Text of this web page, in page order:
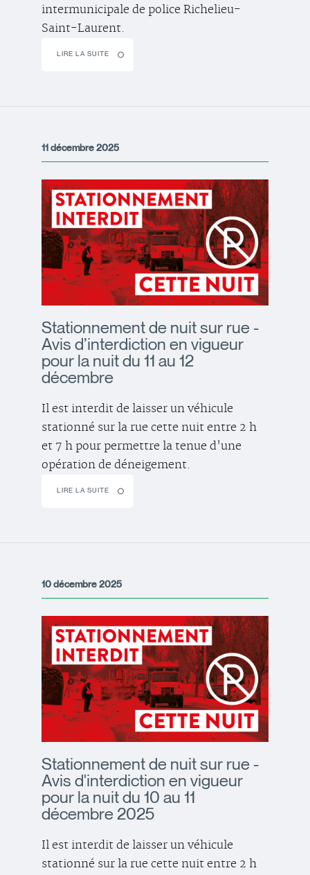
intermunicipale de police Richelieu-
Saint-Laurent.
LIRE LA SUITE
11 décembre 2025
Stationnement de nuit sur rue -
Avis d’interdiction en vigueur
pour la nuit du 11 au 12
décembre
Il est interdit de laisser un véhicule
stationné sur la rue cette nuit entre 2 h
et 7 h pour permettre la tenue d'une
opération de déneigement.
LIRE LA SUITE
10 décembre 2025
Stationnement de nuit sur rue -
Avis d'interdiction en vigueur
pour la nuit du 10 au 11
décembre 2025
Il est interdit de laisser un véhicule
stationné sur la rue cette nuit entre 2 h